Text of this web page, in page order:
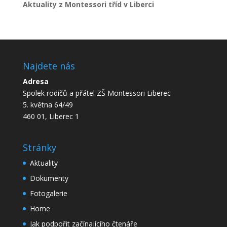
Aktuality z Montessori tříd v Liberci
Najdete nás
Adresa
Spolek rodičů a přátel ZŠ Montessori Liberec
5. května 64/49
460 01, Liberec 1
Stránky
Aktuality
Dokumenty
Fotogalerie
Home
Jak podpořit začínajícího čtenáře